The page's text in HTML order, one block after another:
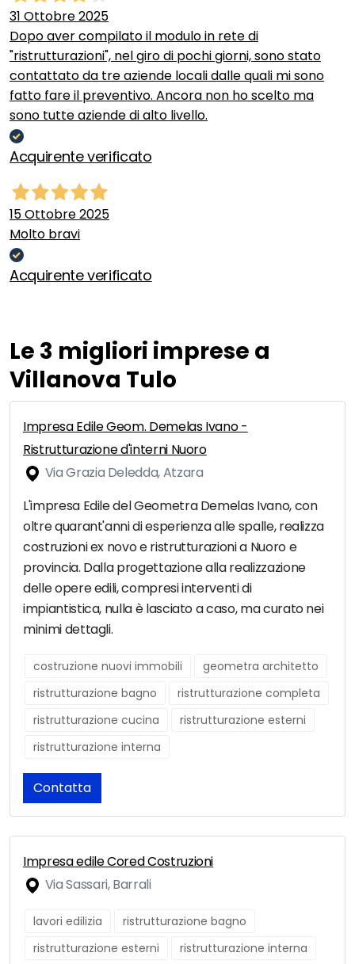
31 Ottobre 2025
Dopo aver compilato il modulo in rete di
"ristrutturazioni", nel giro di pochi giorni, sono stato
contattato da tre aziende locali dalle quali mi sono
fatto fare il preventivo. Ancora non ho scelto ma
sono tutte aziende di alto livello.
Acquirente verificato
15 Ottobre 2025
Molto bravi
Acquirente verificato
Le 3 migliori imprese a
Villanova Tulo
Impresa Edile Geom. Demelas Ivano -
Ristrutturazione d'interni Nuoro
Via Grazia Deledda, Atzara
L'impresa Edile del Geometra Demelas Ivano, con
oltre quarant'anni di esperienza alle spalle, realizza
costruzioni ex novo e ristrutturazioni a Nuoro e
provincia. Dalla progettazione alla realizzazione
delle opere edili, compresi interventi di
impiantistica, nulla è lasciato a caso, ma curato nei
minimi dettagli.
costruzione nuovi immobili
geometra architetto
ristrutturazione bagno
ristrutturazione completa
ristrutturazione cucina
ristrutturazione esterni
ristrutturazione interna
Contatta
Impresa edile Cored Costruzioni
Via Sassari, Barrali
lavori edilizia
ristrutturazione bagno
ristrutturazione esterni
ristrutturazione interna